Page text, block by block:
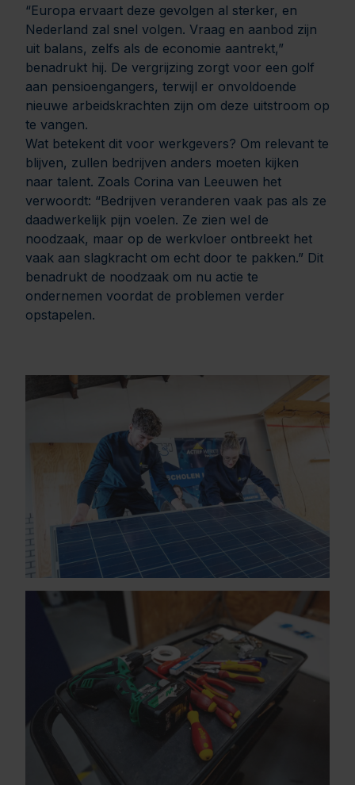
“Europa ervaart deze gevolgen al sterker, en
Nederland zal snel volgen. Vraag en aanbod zijn
uit balans, zelfs als de economie aantrekt,”
benadrukt hij. De vergrijzing zorgt voor een golf
aan pensioengangers, terwijl er onvoldoende
nieuwe arbeidskrachten zijn om deze uitstroom op
te vangen.
Wat betekent dit voor werkgevers? Om relevant te
blijven, zullen bedrijven anders moeten kijken
naar talent. Zoals Corina van Leeuwen het
verwoordt: “Bedrijven veranderen vaak pas als ze
daadwerkelijk pijn voelen. Ze zien wel de
noodzaak, maar op de werkvloer ontbreekt het
vaak aan slagkracht om echt door te pakken.” Dit
benadrukt de noodzaak om nu actie te
ondernemen voordat de problemen verder
opstapelen.